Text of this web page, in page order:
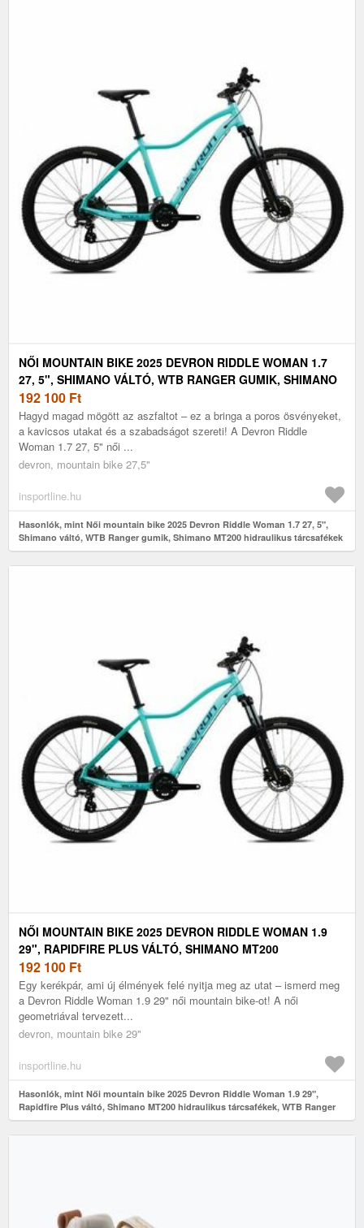
NŐI MOUNTAIN BIKE 2025 DEVRON RIDDLE WOMAN 1.7
27, 5", SHIMANO VÁLTÓ, WTB RANGER GUMIK, SHIMANO
MT200 HIDRAULIKUS TÁRCSAFÉKEK
192 100 Ft
Hagyd magad mögött az aszfaltot – ez a bringa a poros ösvényeket,
a kavicsos utakat és a szabadságot szereti! A Devron Riddle
Woman 1.7 27, 5" női ...
devron, mountain bike 27,5"
insportline.hu
Hasonlók, mint Női mountain bike 2025 Devron Riddle Woman 1.7 27, 5",
Shimano váltó, WTB Ranger gumik, Shimano MT200 hidraulikus tárcsafékek
NŐI MOUNTAIN BIKE 2025 DEVRON RIDDLE WOMAN 1.9
29", RAPIDFIRE PLUS VÁLTÓ, SHIMANO MT200
HIDRAULIKUS TÁRCSAFÉKEK, WTB RANGER
ABRONCSOK
192 100 Ft
Egy kerékpár, ami új élmények felé nyitja meg az utat – ismerd meg
a Devron Riddle Woman 1.9 29" női mountain bike-ot! A női
geometriával tervezett...
devron, mountain bike 29"
insportline.hu
Hasonlók, mint Női mountain bike 2025 Devron Riddle Woman 1.9 29",
Rapidfire Plus váltó, Shimano MT200 hidraulikus tárcsafékek, WTB Ranger
abroncsok